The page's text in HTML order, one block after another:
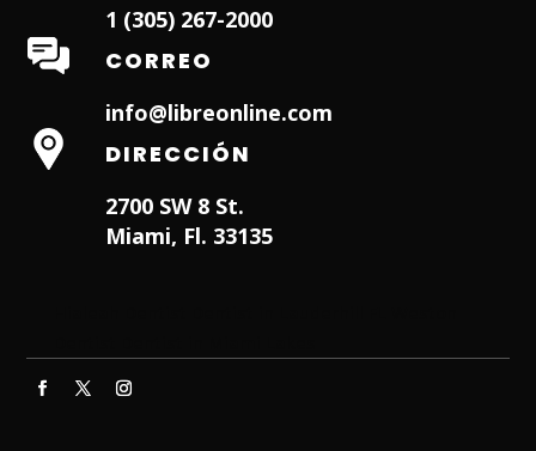
1 (305) 267-2000
CORREO
info@libreonline.com
DIRECCIÓN
2700 SW 8 St.
Miami, Fl. 33135